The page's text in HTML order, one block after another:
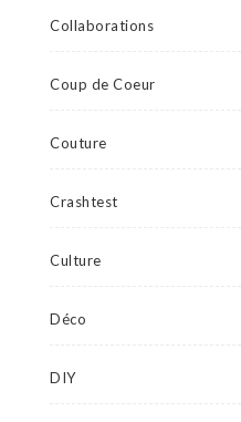
Collaborations
Coup de Coeur
Couture
Crashtest
Culture
Déco
DIY